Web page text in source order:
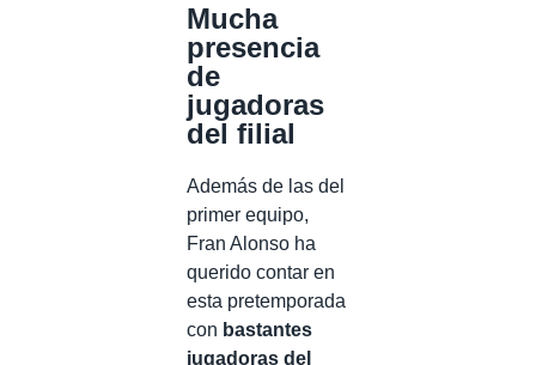
Mucha
presencia
de
jugadoras
del filial
Además de las del
primer equipo,
Fran Alonso ha
querido contar en
esta pretemporada
con bastantes
jugadoras del